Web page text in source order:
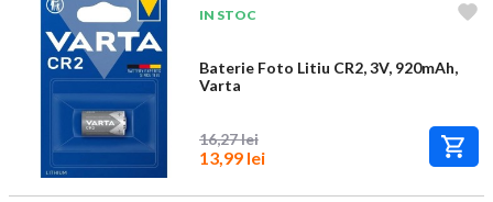
IN STOC
Baterie Foto Litiu CR2, 3V, 920mAh,
Varta
16,27 lei
13,99 lei